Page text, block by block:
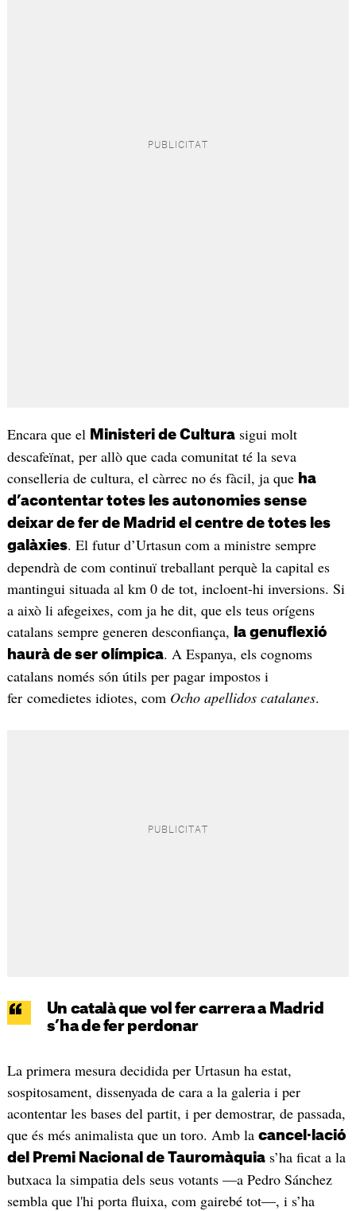
Encara que el Ministeri de Culturasigui molt
descafeïnat, per allò que cada comunitat té la seva
conselleria de cultura, el càrrec no és fàcil, ja que ha
d’acontentar totes les autonomies sense
deixar de fer de Madrid el centre de totes les
galàxies. El futur d’Urtasun com a ministre sempre
dependrà de com continuï treballant perquè la capital es
mantingui situada al km 0 de tot, incloent-hi inversions. Si
a això li afegeixes, com ja he dit, que els teus orígens
catalans sempre generen desconfiança,
la genuflexió
haurà de ser olímpica. A Espanya, els cognoms
catalans només són útils per pagar impostos i
fer comedietes idiotes, com Ocho apellidos catalanes.
Un català que vol fer carrera a Madrid
s’ha de fer perdonar
La primera mesura decidida per Urtasun ha estat,
sospitosament, dissenyada de cara a la galeria i per
acontentar les bases del partit, i per demostrar, de passada,
que és més animalista que un toro. Amb la cancel·lació
del Premi Nacional de Tauromàquias’ha ficat a la
butxaca la simpatia dels seus votants —a Pedro Sánchez
sembla que l'hi porta fluixa, com gairebé tot—, i s’ha